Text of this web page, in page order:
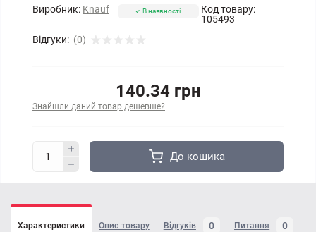
Виробник: Knauf
Код товару:
105493
Відгуки: (0)
В наявності
140.34 грн
Знайшли даний товар дешевше?
До кошика
Характеристики Опис товару Відгуків 0 Питання 0